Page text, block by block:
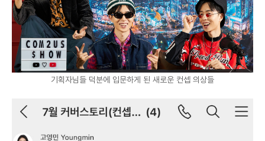
기획자님들 덕분에 입문하게 된 새로운 컨셉 의상들